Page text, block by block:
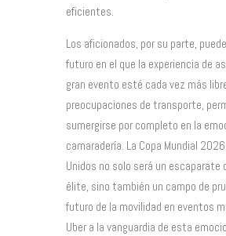
eficientes.
Los aficionados, por su parte,
futuro en el que la experiencia de
gran evento esté cada vez más
preocupaciones de transporte,
sumergirse por completo en la
camaradería. La Copa Mundial
Unidos no solo será un escaparate
élite, sino también un campo de
futuro de la movilidad en eventos
Uber a la vanguardia de esta